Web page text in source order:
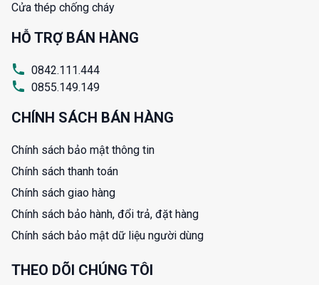
Cửa thép chống cháy
HỖ TRỢ BÁN HÀNG
0842.111.444
0855.149.149
CHÍNH SÁCH BÁN HÀNG
Chính sách bảo mật thông tin
Chính sách thanh toán
Chính sách giao hàng
Chính sách bảo hành, đổi trả, đặt hàng
Chính sách bảo mật dữ liệu người dùng
THEO DÕI CHÚNG TÔI